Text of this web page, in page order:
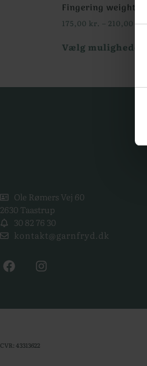
Fingering weight
175,00 kr. – 210,00kr.
Vælg muligheder
Ole Rømers Vej 60
2630 Taastrup
30 82 76 30
kontakt@garnfryd.dk
CVR: 43313622